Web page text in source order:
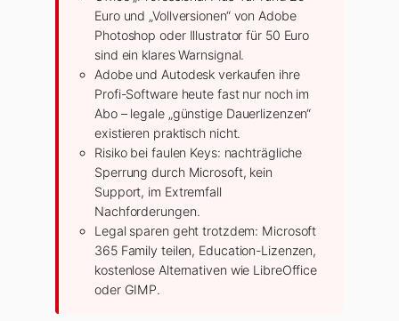
Euro und „Vollversionen“ von Adobe
Photoshop oder Illustrator für 50 Euro
sind ein klares Warnsignal.
Adobe und Autodesk verkaufen ihre
Profi-Software heute fast nur noch im
Abo – legale „günstige Dauerlizenzen“
existieren praktisch nicht.
Risiko bei faulen Keys: nachträgliche
Sperrung durch Microsoft, kein
Support, im Extremfall
Nachforderungen.
Legal sparen geht trotzdem: Microsoft
365 Family teilen, Education-Lizenzen,
kostenlose Alternativen wie LibreOffice
oder GIMP.